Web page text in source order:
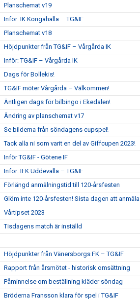
Planschemat v19
Inför: IK Kongahälla – TG&IF
Planschemat v18
Höjdpunkter från TG&IF – Vårgårda IK
Inför: TG&IF – Vårgårda IK
Dags för Bollekis!
TG&IF möter Vårgårda – Välkommen!
Äntligen dags för bilbingo i Ekedalen!
Ändring av planschemat v17
Se bilderna från söndagens cupspel!
Tack alla ni som varit en del av Giffcupen 2023!
Inför TG&IF - Götene IF
Inför: IFK Uddevalla – TG&IF
Förlängd anmälningstid till 120-årsfesten
Glöm inte 120-årsfesten! Sista dagen att anmäla
Vårtipset 2023
Tisdagens match är inställd
Höjdpunkter från Vänersborgs FK – TG&IF
Rapport från årsmötet - historisk omsättning
Påminnelse om beställning kläder söndag
Bröderna Fransson klara för spel i TG&IF